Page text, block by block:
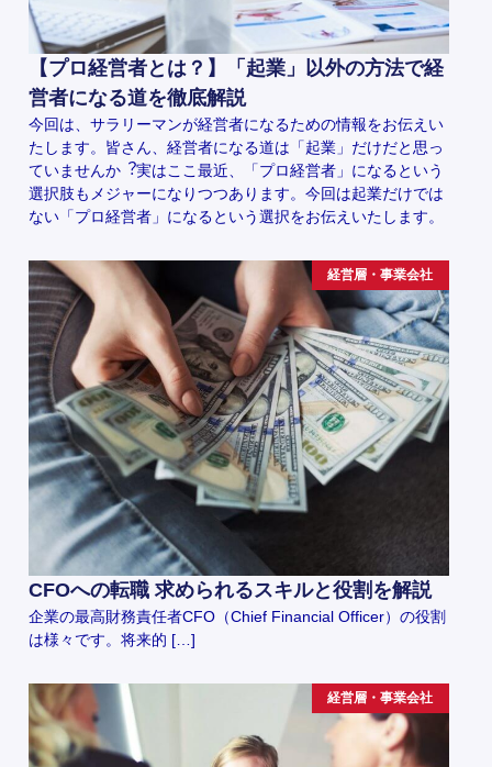
【プロ経営者とは？】「起業」以外の方法で経
営者になる道を徹底解説
今回は、サラリーマンが経営者になるための情報をお伝えい
たします。皆さん、経営者になる道は「起業」だけだと思っ
ていませんか︖実はここ最近、「プロ経営者」になるという
選択肢もメジャーになりつつあります。今回は起業だけでは
ない「プロ経営者」になるという選択をお伝えいたします。
経営層・事業会社
CFOへの転職 求められるスキルと役割を解説
企業の最高財務責任者CFO（Chief Financial Officer）の役割
は様々です。将来的 […]
経営層・事業会社